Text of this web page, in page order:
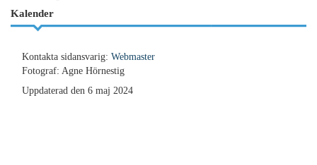
Kalender
Kontakta sidansvarig: Webmaster
Fotograf: Agne Hörnestig
Uppdaterad den 6 maj 2024